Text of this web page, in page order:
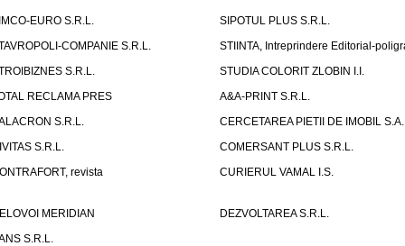
EURO S.R.L.
SIPOTUL PLUS S.R.L.
COMPANIE S.R.L.
STIINTA, Intreprindere Editorial-
S.R.L.
STUDIA COLORIT ZLOBIN I.I.
RECLAMA PRES
A&A-PRINT S.R.L.
S.R.L.
CERCETAREA PIETII DE IMOBIL S.A.
S.R.L.
COMERSANT PLUS S.R.L.
revista
CURIERUL VAMAL I.S.
MERIDIAN
DEZVOLTAREA S.R.L.
S.R.L.